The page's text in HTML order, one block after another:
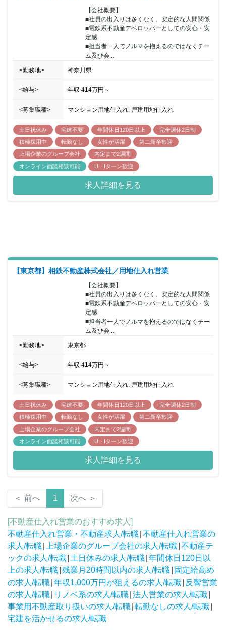
【会社概要】
■社員の出入りは多くなく、安定的な人間関係
■電鉄系不動産デベロッパーとしての安心・安
定感
■担当者一人でノルマを抱えるのではなくチー
ム及び会...
<勤務地> 神奈川県
<給与> 年収 414万円 ～
<募集職種> マンション用地仕入れ, 戸建用地仕入れ
土日祝休み 宅建不要 年間休日120日以上
完全週休2日制
積極採用中
転勤なし 女性が活躍
第二新卒歓迎
上場企業のグループ会社
内定まで2週間
オンライン面談相談可能
U・Iターン歓迎
求人詳細を見る
【東京都】相鉄不動産株式会社／用地仕入れ営業
【会社概要】
■社員の出入りは多くなく、安定的な人間関係
■電鉄系不動産デベロッパーとしての安心・安
定感
■担当者一人でノルマを抱えるのではなくチー
ム及び会...
<勤務地> 東京都
<給与> 年収 414万円 ～
<募集職種> マンション用地仕入れ, 戸建用地仕入れ
土日祝休み 宅建不要 年間休日120日以上
完全週休2日制
積極採用中
転勤なし 女性が活躍
第二新卒歓迎
上場企業のグループ会社
内定まで2週間
オンライン面談相談可能
U・Iターン歓迎
求人詳細を見る
＜ 前へ 1 次へ ＞
[不動産仕入れ営業のおすすめ求人]
不動産仕入れ営業・不動産求人/転職 不動産仕入れ営業の
求人/転職
上場企業のグループ会社の求人/転職 不動産テ
ックの求人/転職 土日休みの求人/転職 年間休日120日以
上の求人/転職 残業月20時間以内の求人/転職 固定給高め
の求人/転職 年収1,000万円が狙えるの求人/転職 反響営業
の求人/転職
リノベ系の求人/転職 法人営業の求人/転職
事業用不動産取り扱いの求人/転職 転勤なしの求人/転職
宅建を活かせるの求人/転職